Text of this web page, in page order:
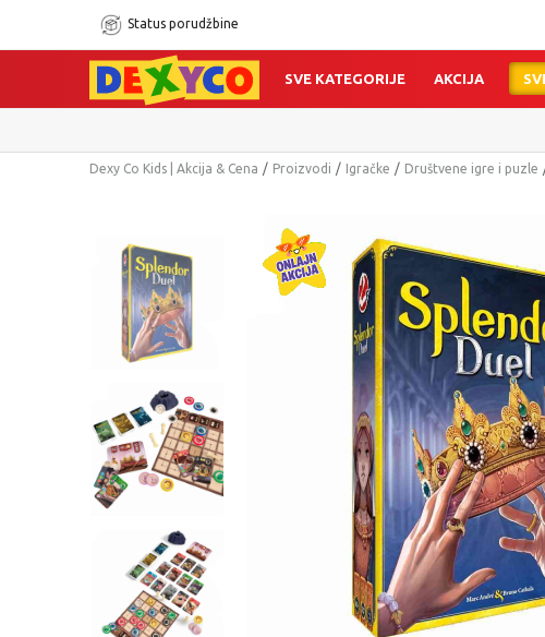
Status porudžbine
SVE KATEGORIJE AKCIJA
Dexy Co Kids | Akcija & Cena Proizvodi Igračke Društvene igre i puzle